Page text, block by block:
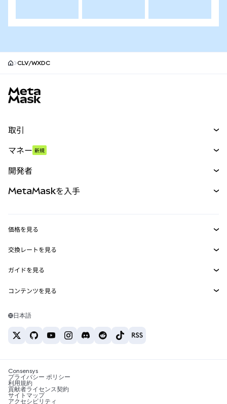
CLV/WXDC
取引
パーペチュアル
RWA
マネー 新規
開発者
MetaMask Connect
Snaps
Web3サービス
MetaMaskを入手
セキュリティ
サポート
キャリア
お問い合わせ
価格を見る
イーサリアムの価格
Solanaの価格
Tetherの価格
交換レートを見る
ETH→USD
USDT→INR
BTC→INR
ETH→USDT
ガイドを見る
ETHの購入
USDTの購入
SHIBの購入
BNBの購入
コンテンツを見る
Solanaウォレット
税制関連ニュース
暗号資産の購入方法は？
日本語
Consensys
プライバシー ポリシー
利用規約
貢献者ライセンス契約
サイトマップ
アクセシビリティ